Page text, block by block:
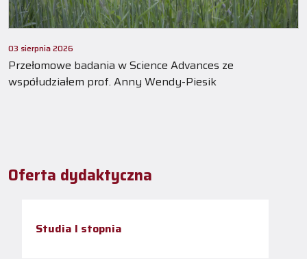
03 sierpnia 2026
Przełomowe badania w Science Advances ze
współudziałem prof. Anny Wendy-Piesik
Oferta dydaktyczna
Studia I stopnia